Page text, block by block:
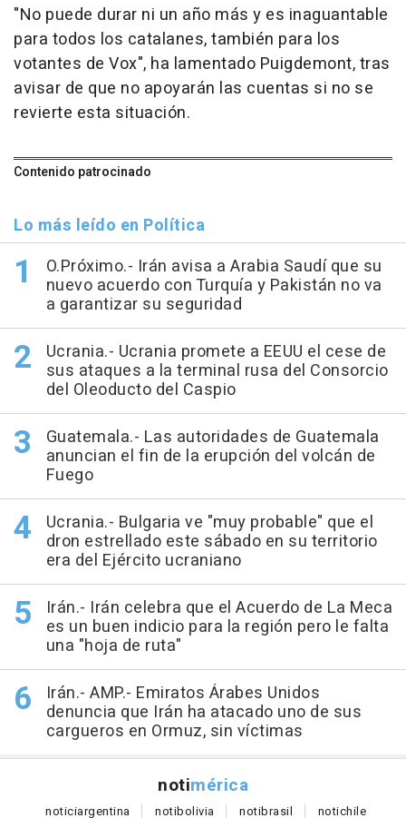
"No puede durar ni un año más y es inaguantable
para todos los catalanes, también para los
votantes de Vox", ha lamentado Puigdemont, tras
avisar de que no apoyarán las cuentas si no se
revierte esta situación.
Contenido patrocinado
Lo más leído en Política
O.Próximo.- Irán avisa a Arabia Saudí que su
nuevo acuerdo con Turquía y Pakistán no va
a garantizar su seguridad
Ucrania.- Ucrania promete a EEUU el cese de
sus ataques a la terminal rusa del Consorcio
del Oleoducto del Caspio
Guatemala.- Las autoridades de Guatemala
anuncian el fin de la erupción del volcán de
Fuego
Ucrania.- Bulgaria ve "muy probable" que el
dron estrellado este sábado en su territorio
era del Ejército ucraniano
Irán.- Irán celebra que el Acuerdo de La Meca
es un buen indicio para la región pero le falta
una "hoja de ruta"
Irán.- AMP.- Emiratos Árabes Unidos
denuncia que Irán ha atacado uno de sus
cargueros en Ormuz, sin víctimas
notimérica
noticiargentina notibolivia notibrasil notichile